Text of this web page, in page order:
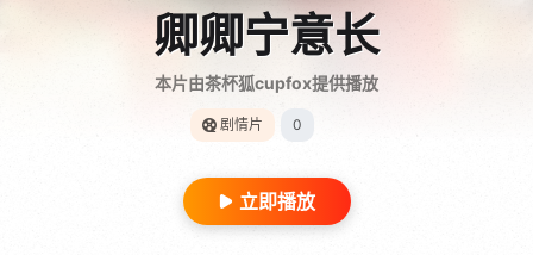
卿卿宁意长
本片由茶杯狐cupfox提供播放
剧情片 0
立即播放